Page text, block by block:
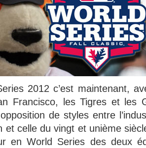
2012 c’est maintenant,
Francisco, les Tigres et les
de styles entre
et celle du vingt et unième
en World Series des deux